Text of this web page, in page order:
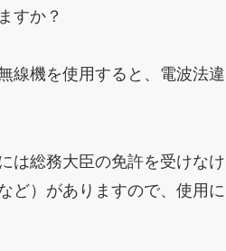
すか？
線機を使用すると、電波法違
は総務大臣の免許を受けなけ
ど）がありますので、使用に